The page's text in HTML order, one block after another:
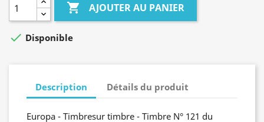
 AJOUTER AU PANIER
 Disponible
Description Détails du produit
Europa - Timbresur timbre - Timbre N° 121 du